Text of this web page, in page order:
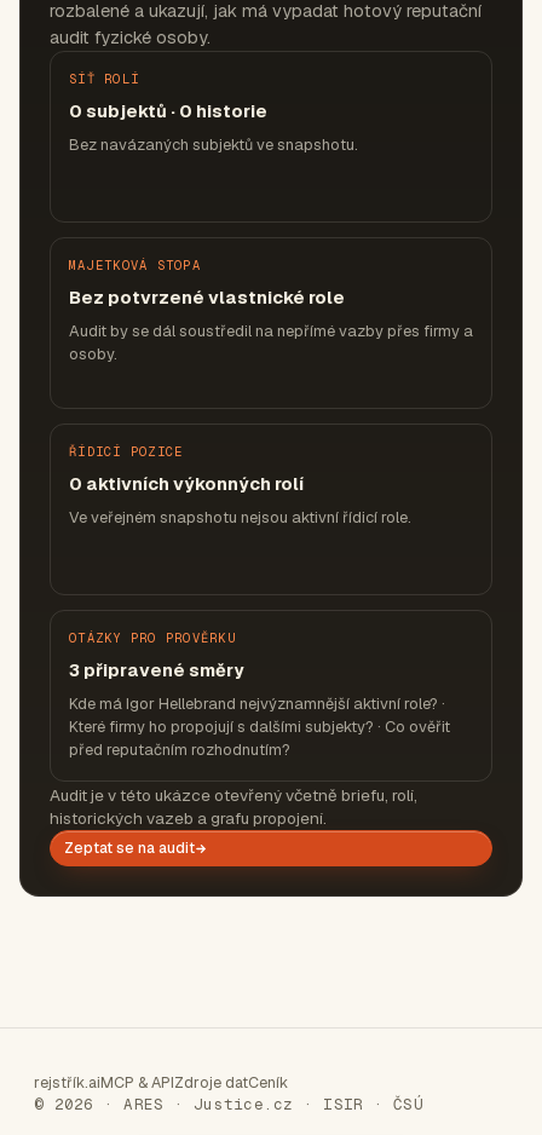
rozbalené a ukazují, jak má vypadat hotový reputační
audit fyzické osoby.
SÍŤ ROLÍ
0 subjektů · 0 historie
Bez navázaných subjektů ve snapshotu.
MAJETKOVÁ STOPA
Bez potvrzené vlastnické role
Audit by se dál soustředil na nepřímé vazby přes firmy a
osoby.
ŘÍDICÍ POZICE
0 aktivních výkonných rolí
Ve veřejném snapshotu nejsou aktivní řídicí role.
OTÁZKY PRO PROVĚRKU
3 připravené směry
Kde má Igor Hellebrand nejvýznamnější aktivní role? ·
Které firmy ho propojují s dalšími subjekty? · Co ověřit
před reputačním rozhodnutím?
Audit je v této ukázce otevřený včetně briefu, rolí,
historických vazeb a grafu propojení.
Zeptat se na audit
rejstřík.aiMCP & APIZdroje datCeník
© 2026 · ARES · Justice.cz · ISIR · ČSÚ